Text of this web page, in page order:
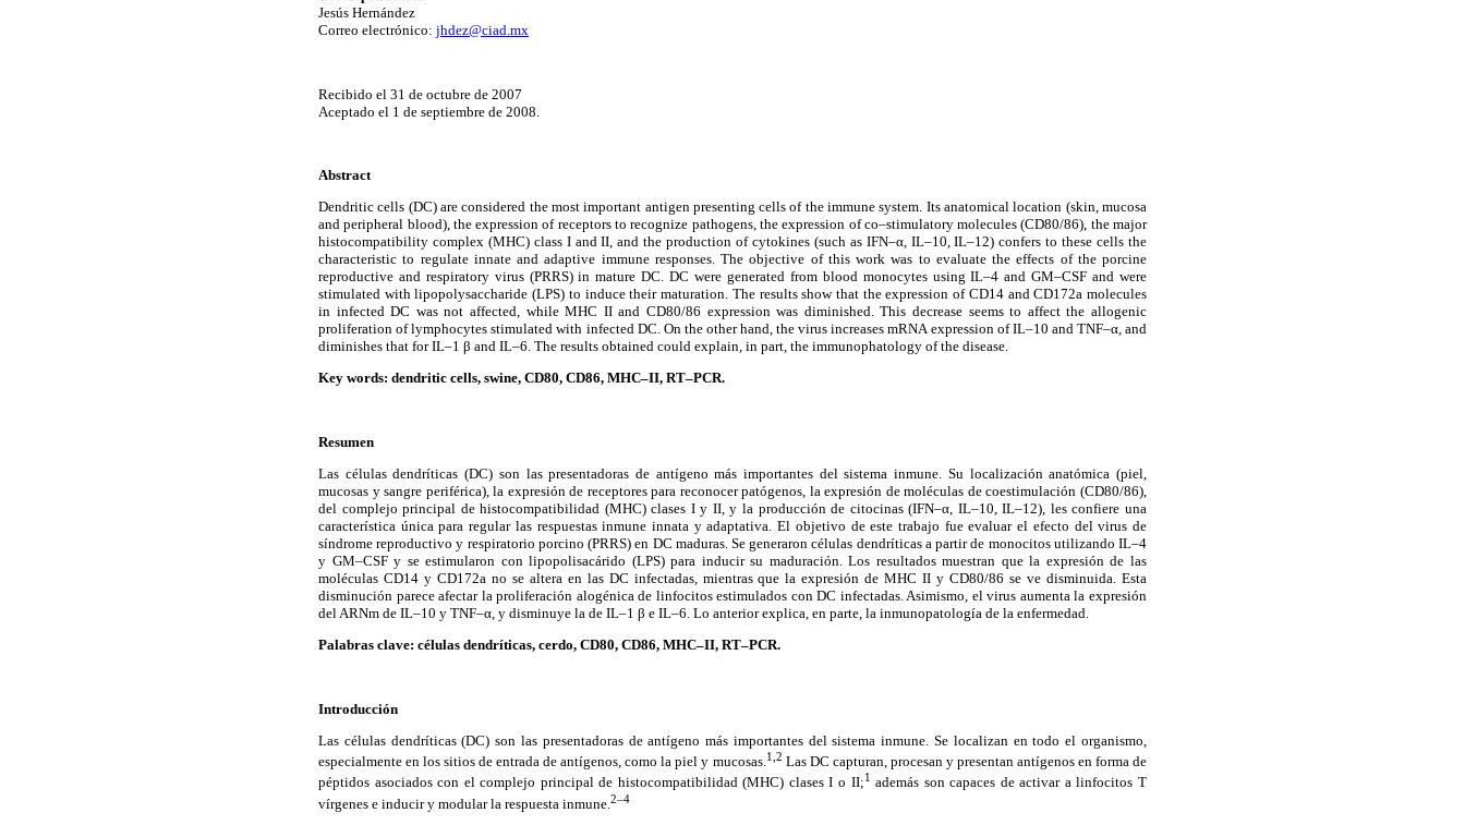
Jesús Hernández
Correo electrónico: jhdez@ciad.mx
Recibido el 31 de octubre de 2007
Aceptado el 1 de septiembre de 2008.
Abstract
Dendritic cells (DC) are considered the most important antigen presenting cells of the immune system. Its anatomical location (skin, mucosa
and peripheral blood), the expression of receptors to recognize pathogens, the expression of co–stimulatory molecules (CD80/86), the major
histocompatibility complex (MHC) class I and II, and the production of cytokines (such as IFN–α, IL–10, IL–12) confers to these cells the
characteristic to regulate innate and adaptive immune responses. The objective of this work was to evaluate the effects of the porcine
reproductive and respiratory virus (PRRS) in mature DC. DC were generated from blood monocytes using IL–4 and GM–CSF and were
stimulated with lipopolysaccharide (LPS) to induce their maturation. The results show that the expression of CD14 and CD172a molecules
in infected DC was not affected, while MHC II and CD80/86 expression was diminished. This decrease seems to affect the allogenic
proliferation of lymphocytes stimulated with infected DC. On the other hand, the virus increases mRNA expression of IL–10 and TNF–α, and
diminishes that for IL–1 β and IL–6. The results obtained could explain, in part, the immunophatology of the disease.
Key words: dendritic cells, swine, CD80, CD86, MHC–II, RT–PCR.
Resumen
Las células dendríticas (DC) son las presentadoras de antígeno más importantes del sistema inmune. Su localización anatómica (piel,
mucosas y sangre periférica), la expresión de receptores para reconocer patógenos, la expresión de moléculas de coestimulación (CD80/86),
del complejo principal de histocompatibilidad (MHC) clases I y II, y la producción de citocinas (IFN–α, IL–10, IL–12), les confiere una
característica única para regular las respuestas inmune innata y adaptativa. El objetivo de este trabajo fue evaluar el efecto del virus de
síndrome reproductivo y respiratorio porcino (PRRS) en DC maduras. Se generaron células dendríticas a partir de monocitos utilizando IL–4
y GM–CSF y se estimularon con lipopolisacárido (LPS) para inducir su maduración. Los resultados muestran que la expresión de las
moléculas CD14 y CD172a no se altera en las DC infectadas, mientras que la expresión de MHC II y CD80/86 se ve disminuida. Esta
disminución parece afectar la proliferación alogénica de linfocitos estimulados con DC infectadas. Asimismo, el virus aumenta la expresión
del ARNm de IL–10 y TNF–α, y disminuye la de IL–1 β e IL–6. Lo anterior explica, en parte, la inmunopatología de la enfermedad.
Palabras clave: células dendríticas, cerdo, CD80, CD86, MHC–II, RT–PCR.
Introducción
Las células dendríticas (DC) son las presentadoras de antígeno más importantes del sistema inmune. Se localizan en todo el organismo,
especialmente en los sitios de entrada de antígenos, como la piel y mucosas.1,2 Las DC capturan, procesan y presentan antígenos en forma de
péptidos asociados con el complejo principal de histocompatibilidad (MHC) clases I o II;1 además son capaces de activar a linfocitos T
vírgenes e inducir y modular la respuesta inmune. 2–4